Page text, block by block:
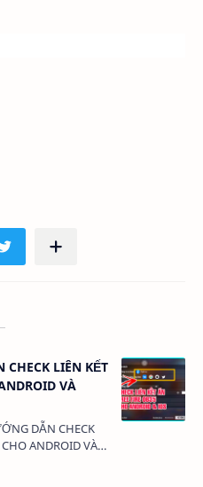
LIÊN KẾT
VÀ
ANDROID VÀ